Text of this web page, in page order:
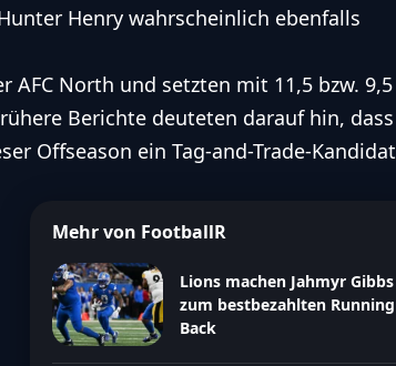
Henry wahrscheinlich ebenfalls
AFC North und setzten mit 11,5 bzw. 9,5
Berichte deuteten darauf hin, dass
Offseason ein Tag-and-Trade-Kandidat
Mehr von FootballR
Lions machen Jahmyr Gibbs
zum bestbezahlten Running
Back